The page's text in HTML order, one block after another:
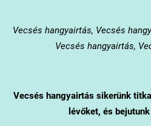
Vecsés hangyairtás, Vecsés
Vecsés hangyairtás,
Vecsés hangyairtás sikerünk
lévőket, és